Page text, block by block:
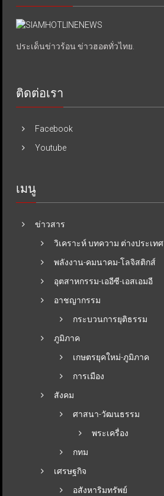
ประเด็นข่าวร้อน ข่าวฮอตทั่วไทย.
ติดต่อเรา
Facebook
Youtube
เมนู
ข่าวสาร
วิเคราะห์ บทความ ต่างประเทศ
พลังงาน-คมนาคม-โลจิสติกส์
อุตสาหกรรม-เออีซี-เอสเอมอี
อาชญากรรม
กระบวนการยุติธรรม
ภูมิภาค
เกษตรยุคใหม่-ภูมิภาค
การเมือง
สังคม
ศาสนา-วัฒนธรรม
พระเครื่อง
กทม
เศรษฐกิจ
อสังหาริมทรัพย์